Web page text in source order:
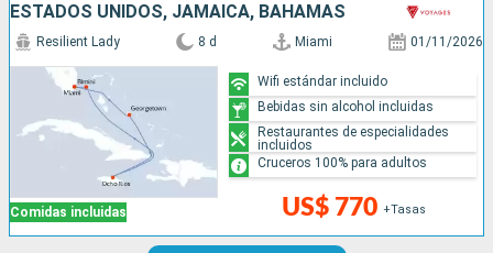
ESTADOS UNIDOS, JAMAICA, BAHAMAS
Comidas incluidas
Resilient Lady 8 d Miami 01/11/2026
US$ 770 +Tasas
Wifi estándar incluido
Bebidas sin alcohol incluidas
Restaurantes de especialidades
incluidos
Cruceros 100% para adultos